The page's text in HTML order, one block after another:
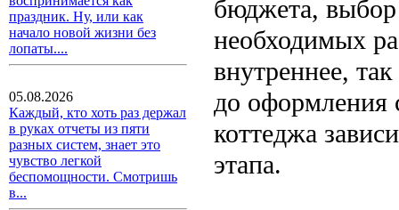
праздник. Ну, или как
начало новой жизни без
лопаты....
05.08.2026
Каждый, кто хоть раз держал
в руках отчеты из пяти
разных систем, знает это
чувство легкой
беспомощности. Смотришь
в...
бюджета, выбор
необходимых
внутреннее,
до оформления
коттеджа
этапа.